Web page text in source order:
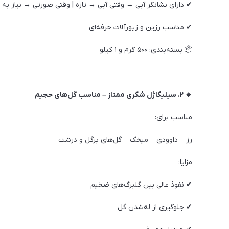
✔ دارای نشانگر آبی → وقتی آبی → تازه | وقتی صورتی → نیاز به
✔ مناسب رزین و زیورآلات حرفه‌ای
📦 بسته‌بندی: ۵۰۰ گرم و ۱ کیلو
🔹 ۲. سیلیکاژل شکری ممتاز – مناسب گل‌های حجیم
مناسب برای:
رز – داوودی – میخک – گل‌های پرگل و درشت
مزایا:
✔ نفوذ عالی بین گلبرگ‌های ضخیم
✔ جلوگیری از له‌شدن گل‌